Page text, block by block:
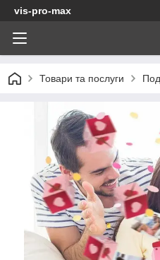
vis-pro-max
Товари та послуги